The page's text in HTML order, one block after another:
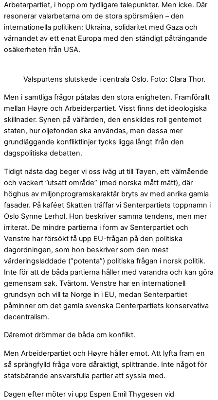
Arbetarpartiet, i hopp om tydligare talepunkter. Men icke. Där
resonerar valarbetarna om de stora spörsmålen – den
internationella politiken: Ukraina, solidaritet med Gaza och
värnandet av ett enat Europa med den ständigt påträngande
osäkerheten från USA.
Valspurtens slutskede i centrala Oslo. Foto: Clara Thor.
Men i samtliga frågor påtalas den stora enigheten. Framförallt
mellan Høyre och Arbeiderpartiet. Visst finns det ideologiska
skillnader. Synen på välfärden, den enskildes roll gentemot
staten, hur oljefonden ska användas, men dessa mer
grundläggande konfliktlinjer tycks ligga långt ifrån den
dagspolitiska debatten.
Tidigt nästa dag beger vi oss iväg ut till Tøyen, ett välmående
och vackert ”utsatt område” (med norska mått mätt), där
höghus av miljonprogramskaraktär bryts av med anrika gamla
fasader. På kaféet Skatten träffar vi Senterpartiets toppnamn i
Oslo Synne Lerhol. Hon beskriver samma tendens, men mer
irriterat. De mindre partierna i form av Senterpartiet och
Venstre har försökt få upp EU-frågan på den politiska
dagordningen, som hon beskriver som den mest
värderingsladdade (”potenta”) politiska frågan i norsk politik.
Inte för att de båda partierna håller med varandra och kan göra
gemensam sak. Tvärtom. Venstre har en internationell
grundsyn och vill ta Norge in i EU, medan Senterpartiet
påminner om det gamla svenska Centerpartiets konservativa
decentralism.
Däremot drömmer de båda om konflikt.
Men Arbeiderpartiet och Høyre håller emot. Att lyfta fram en
så sprängfylld fråga vore dåraktigt, splittrande. Inte något för
statsbärande ansvarsfulla partier att syssla med.
Dagen efter möter vi upp Espen Emil Thygesen vid